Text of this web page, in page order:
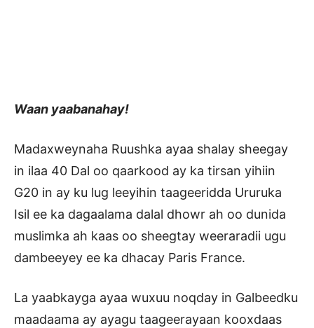
Waan yaabanahay!
Madaxweynaha Ruushka ayaa shalay sheegay
in ilaa 40 Dal oo qaarkood ay ka tirsan yihiin
G20 in ay ku lug leeyihin taageeridda Ururuka
Isil ee ka dagaalama dalal dhowr ah oo dunida
muslimka ah kaas oo sheegtay weeraradii ugu
dambeeyey ee ka dhacay Paris France.
La yaabkayga ayaa wuxuu noqday in Galbeedku
maadaama ay ayagu taageerayaan kooxdaas